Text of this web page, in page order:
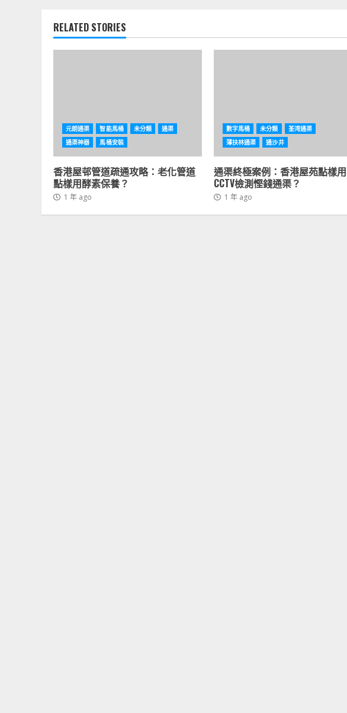
RELATED STORIES
元朗通渠 智能馬桶 未分類
通渠
通渠神器
馬桶安裝
香港屋邨管道疏通攻略：老化管道
點樣用酵素保養？
1 年 ago
數字馬桶 未分類
荃湾通渠
薄扶林通渠
通沙井
通渠終極案例：香港屋苑點樣用
CCTV檢測慳錢通渠？
1 年 ago